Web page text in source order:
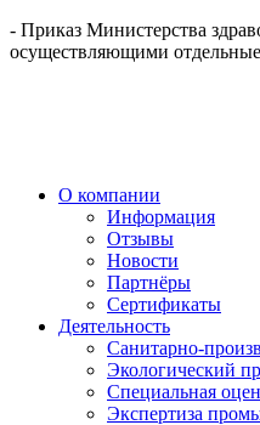
- Приказ Министерства
осуществляющими отдельные
О компании
Информация
Отзывы
Новости
Партнёры
Сертификаты
Деятельность
Санитарно-
Экологический
Специальная
Экспертиза